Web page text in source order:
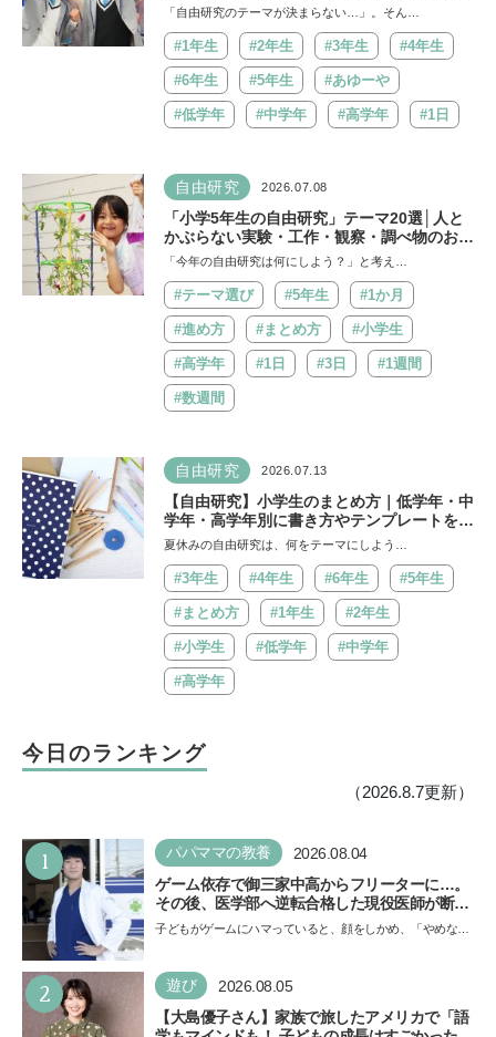
ら自由研究が進む期間限定イベントが開催
「自由研究のテーマが決まらない…」。そん…
#1年生 #2年生 #3年生 #4年生
#6年生 #5年生 #あゆーや
#低学年 #中学年 #高学年 #1日
自由研究 2026.07.08
「小学5年生の自由研究」テーマ20選│人と
かぶらない実験・工作・観察・調べ物のおす
すめ
「今年の自由研究は何にしよう？」と考え…
#テーマ選び #5年生 #1か月
#進め方 #まとめ方 #小学生
#高学年 #1日 #3日 #1週間
#数週間
自由研究 2026.07.13
【自由研究】小学生のまとめ方｜低学年・中
学年・高学年別に書き方やテンプレートを紹
介
夏休みの自由研究は、何をテーマにしよう…
#3年生 #4年生 #6年生 #5年生
#まとめ方 #1年生 #2年生
#小学生 #低学年 #中学年
#高学年
今日のランキング
（2026.8.7更新）
1 パパママの教養 2026.08.04
ゲーム依存で御三家中高からフリーターに…。
その後、医学部へ逆転合格した現役医師が断言
「ゲームの経験が受験勉強に役立った」そう考
子どもがゲームにハマっていると、顔をしかめ、「やめなさ
い…
2 遊び 2026.08.05
【大島優子さん】家族で旅したアメリカで「語